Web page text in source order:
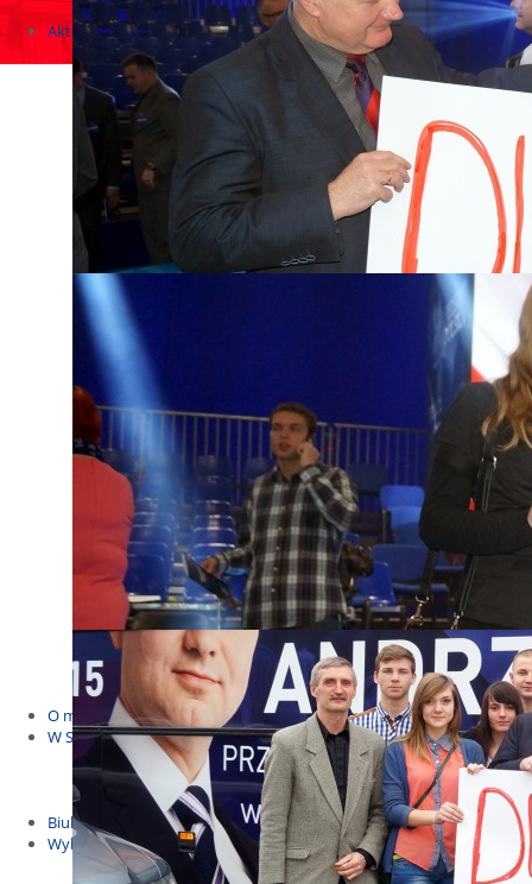
Aktualności
Zapowiedzi wydarzeń
KONKURSY 2020 - 2026
KOLONIE 2021 - 2026
Imprezy kulturalne - zaproszenia 2017
Różne
Konkursy 2017/2018
KONKURSY 2016/2017
KONKURSY 2015/2016
Konkursy 2014/2015
Wizyty w Parlamencie i Ministerstwach
Spotkania i debaty, PROTESTY, MARSZE
Debaty i spotkania 2017
Konkursy 2014
Różne
Praca w kampanii
Sejmowe
Budżet Obywatelski 2021
Dla dzieci i młodzieży
Msze, marsze i wiece
KOLONIE 2022
Wybory samorządowe 2018
Dożynki 2014
EUROWYBORY 2019
Debaty i spotkania 2016
Debaty i spotkania 2019
wybory
Kolonie Stegna 2020
Spotkanie w Bronowie
WYJAZDY
O mnie
W Sejmie
Patroni Roku 2016
Św. Jan Paweł II Patronem Roku 2015
10.04.2014 - Czwarta Roczniica Katastrofy Smoleńskiej
Biuletyny
Wybory
Wybory samorządowe